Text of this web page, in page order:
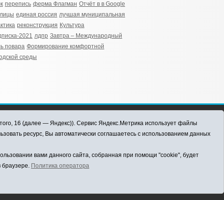
перепись ферма Флагман Отчёт в в Google
единая россия лучшая муниципальная
реконструкция Культура
2021 лдпр Завтра – Международный
повара Формирование комфортной
среды
16 (далее — Яндекс)). Сервис Яндекс.Метрика использует файлы
ресурс, Вы автоматически соглашаетесь с использованием данных
вами данного сайта, собранная при помощи "cookie", будет
браузере. Политика оператора